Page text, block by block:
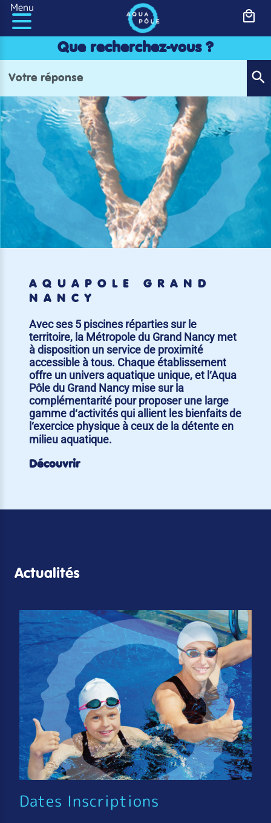
Panneau de gestion des cookies
Menu
Que recherchez-vous ?
AQUAPÔLE GRAND
NANCY
Avec ses 5 piscines réparties sur le
territoire, la Métropole du Grand Nancy met
à disposition un service de proximité
accessible à tous. Chaque établissement
offre un univers aquatique unique, et l‘Aqua
Pôle du Grand Nancy mise sur la
complémentarité pour proposer une large
gamme d‘activités qui allient les bienfaits de
l‘exercice physique à ceux de la détente en
milieu aquatique.
Découvrir
Actualités
Dates Inscriptions